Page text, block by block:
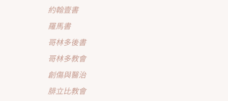
約翰壹書
羅馬書
哥林多後書
哥林多教會
創傷與醫治
腓立比教會